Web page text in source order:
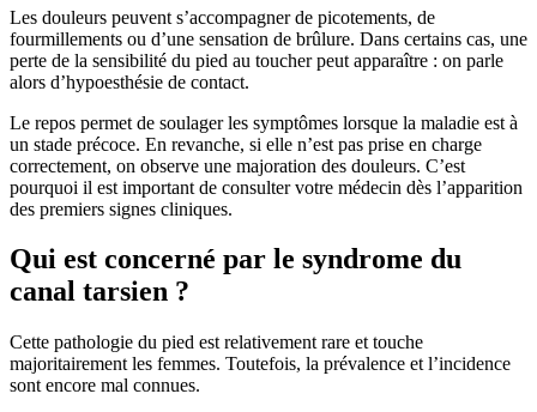
Les douleurs peuvent s’accompagner de picotements, de
fourmillements ou d’une sensation de brûlure. Dans certains cas, une
perte de la sensibilité du pied au toucher peut apparaître : on parle
alors d’hypoesthésie de contact.
Le repos permet de soulager les symptômes lorsque la maladie est à
un stade précoce. En revanche, si elle n’est pas prise en charge
correctement, on observe une majoration des douleurs. C’est
pourquoi il est important de consulter votre médecin dès l’apparition
des premiers signes cliniques.
Qui est concerné par le syndrome du
canal tarsien ?
Cette pathologie du pied est relativement rare et touche
majoritairement les femmes. Toutefois, la prévalence et l’incidence
sont encore mal connues.